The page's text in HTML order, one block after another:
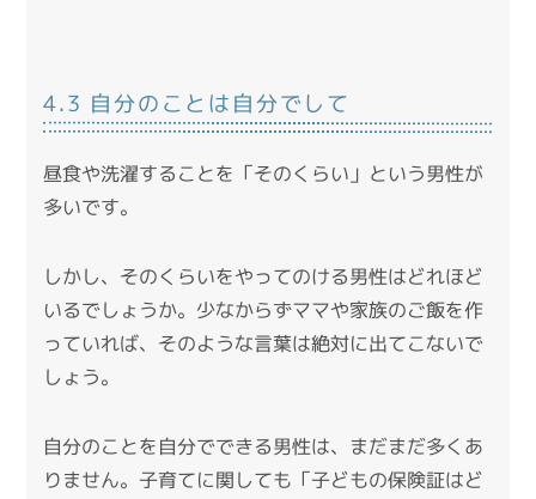
4.3 自分のことは自分でして
昼食や洗濯することを「そのくらい」という男性が
多いです。
しかし、そのくらいをやってのける男性はどれほど
いるでしょうか。少なからずママや家族のご飯を作
っていれば、そのような言葉は絶対に出てこないで
しょう。
自分のことを自分でできる男性は、まだまだ多くあ
りません。子育てに関しても「子どもの保険証はど